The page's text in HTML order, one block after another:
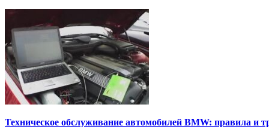
Техническое обслуживание автомобилей BMW: правила и